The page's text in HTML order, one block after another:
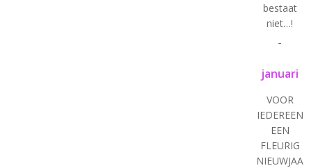
bestaat
niet…!
-
januari
VOOR
IEDEREEN
EEN
FLEURIG